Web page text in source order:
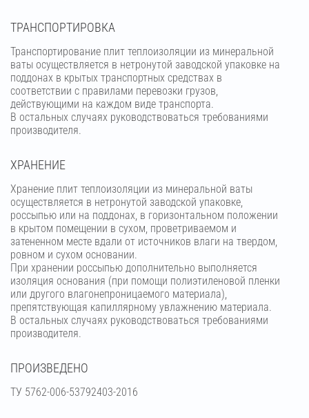
ТРАНСПОРТИРОВКА
Транспортирование плит теплоизоляции из минеральной
ваты осуществляется в нетронутой заводской упаковке на
поддонах в крытых транспортных средствах в
соответствии с правилами перевозки грузов,
действующими на каждом виде транспорта.
В остальных случаях руководствоваться требованиями
производителя.
ХРАНЕНИЕ
Хранение плит теплоизоляции из минеральной ваты
осуществляется в нетронутой заводской упаковке,
россыпью или на поддонах, в горизонтальном положении
в крытом помещении в сухом, проветриваемом и
затененном месте вдали от источников влаги на твердом,
ровном и сухом основании.
При хранении россыпью дополнительно выполняется
изоляция основания (при помощи полиэтиленовой пленки
или другого влагонепроницаемого материала),
препятствующая капиллярному увлажнению материала.
В остальных случаях руководствоваться требованиями
производителя.
ПРОИЗВЕДЕНО
ТУ 5762-006-53792403-2016